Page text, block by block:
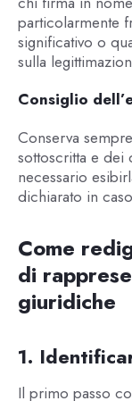
particolarmente
significativo o
sulla
Consiglio
Conserva
sottoscritta e dei
necessario
dichiarato in
Come
di
giuridiche
1.
Il primo passo